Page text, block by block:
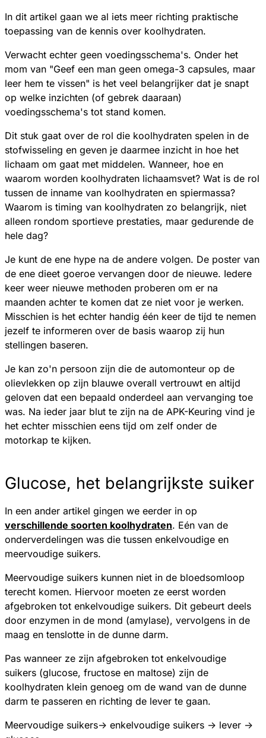
In dit artikel gaan we al iets meer richting praktische
toepassing van de kennis over koolhydraten.
Verwacht echter geen voedingsschema's. Onder het
mom van "Geef een man geen omega-3 capsules, maar
leer hem te vissen" is het veel belangrijker dat je snapt
op welke inzichten (of gebrek daaraan)
voedingsschema's tot stand komen.
Dit stuk gaat over de rol die koolhydraten spelen in de
stofwisseling en geven je daarmee inzicht in hoe het
lichaam om gaat met middelen. Wanneer, hoe en
waarom worden koolhydraten lichaamsvet? Wat is de rol
tussen de inname van koolhydraten en spiermassa?
Waarom is timing van koolhydraten zo belangrijk, niet
alleen rondom sportieve prestaties, maar gedurende de
hele dag?
Je kunt de ene hype na de andere volgen. De poster van
de ene dieet goeroe vervangen door de nieuwe. Iedere
keer weer nieuwe methoden proberen om er na
maanden achter te komen dat ze niet voor je werken.
Misschien is het echter handig één keer de tijd te nemen
jezelf te informeren over de basis waarop zij hun
stellingen baseren.
Je kan zo'n persoon zijn die de automonteur op de
olievlekken op zijn blauwe overall vertrouwt en altijd
geloven dat een bepaald onderdeel aan vervanging toe
was. Na ieder jaar blut te zijn na de APK-Keuring vind je
het echter misschien eens tijd om zelf onder de
motorkap te kijken.
Glucose, het belangrijkste suiker
In een ander artikel gingen we eerder in op
verschillende soorten koolhydraten. Eén van de
onderverdelingen was die tussen enkelvoudige en
meervoudige suikers.
Meervoudige suikers kunnen niet in de bloedsomloop
terecht komen. Hiervoor moeten ze eerst worden
afgebroken tot enkelvoudige suikers. Dit gebeurt deels
door enzymen in de mond (amylase), vervolgens in de
maag en tenslotte in de dunne darm.
Pas wanneer ze zijn afgebroken tot enkelvoudige
suikers (glucose, fructose en maltose) zijn de
koolhydraten klein genoeg om de wand van de dunne
darm te passeren en richting de lever te gaan.
Meervoudige suikers-> enkelvoudige suikers -> lever ->